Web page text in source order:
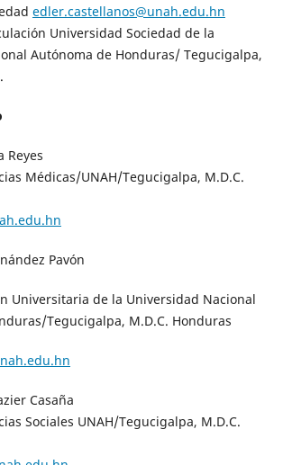
edler.castellanos@unah.edu.hn
Universidad Sociedad de la
Autónoma de Honduras/ Tegucigalpa,
Reyes
Médicas/UNAH/Tegucigalpa, M.D.C.
Pavón
Universitaria de la Universidad Nacional
Tegucigalpa, M.D.C. Honduras
Casaña
Sociales UNAH/Tegucigalpa, M.D.C.